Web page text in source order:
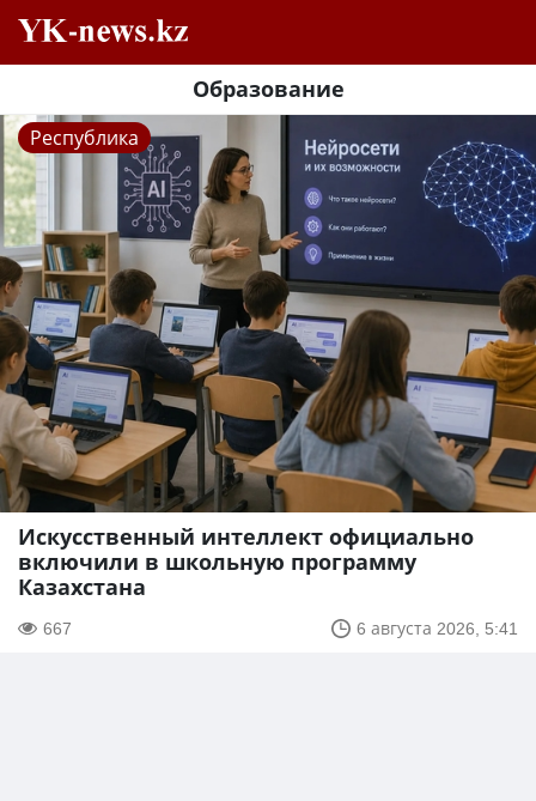
Образование
Республика
Искусственный интеллект официально
включили в школьную программу
Казахстана
667 6 августа 2026, 5:41